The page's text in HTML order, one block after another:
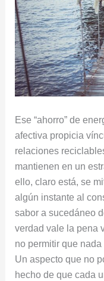
Ese “ahorro” de
afectiva propicia
relaciones
mantienen en un
ello, claro está, se
algún instante al
sabor a sucedáneo
verdad vale la pena
no permitir que
Un aspecto que no
hecho de que cada